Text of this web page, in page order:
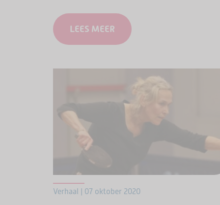
jaar of ouder is welkom om te bewegen, te
sporten en vooral om te ontmoeten. “We
hebben er alle vertrouwen dat we een
LEES MEER
Verhaal | 07 oktober 2020